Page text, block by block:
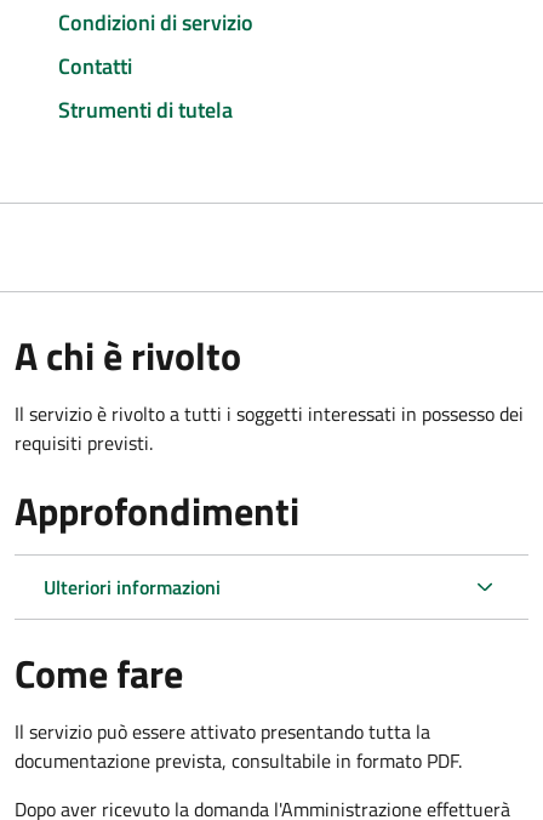
Condizioni di servizio
Contatti
Strumenti di tutela
A chi è rivolto
Il servizio è rivolto a tutti i soggetti interessati in possesso dei
requisiti previsti.
Approfondimenti
Ulteriori informazioni
Come fare
Il servizio può essere attivato presentando tutta la
documentazione prevista, consultabile in formato PDF.
Dopo aver ricevuto la domanda l'Amministrazione effettuerà